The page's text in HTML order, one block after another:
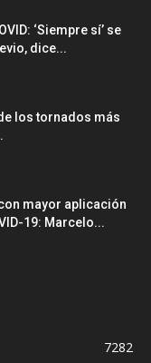
‘Siempre sí’ se
dice...
los tornados más
mayor aplicación
19: Marcelo...
7282